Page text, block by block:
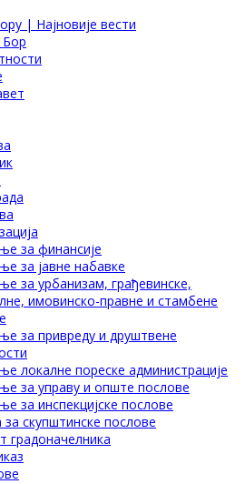
| Најновије вести
Бор
за финансије
за јавне набавке
за урбанизам, грађевинске,
имовинско-правне и стамбене
за привреду и друштвене
локалне пореске администрације
за управу и опште послове
за инспекцијске послове
скупштинске послове
градоначелника